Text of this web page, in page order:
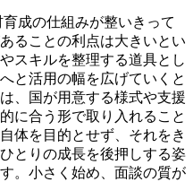
成の仕組みが整いきって
ることの利点は大きいとい
スキルを整理する道具とし
と活用の幅を広げていくと
、国が用意する様式や支援
に合う形で取り入れること
体を目的とせず、それをき
とりの成長を後押しする姿
。小さく始め、面談の質が